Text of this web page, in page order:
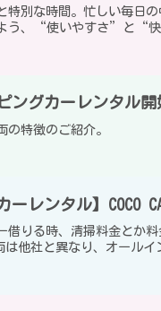
特別な時間。忙しい毎日
う、“使いやすさ”と“
ングカーレンタル開
の特徴のご紹介。
ーレンタル】COCO
借りる時、清掃料金とか
両は他社と異なり、オー